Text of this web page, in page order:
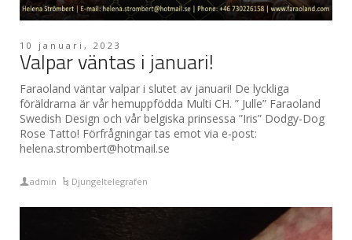
10 januari, 2023
Valpar väntas i januari!
Faraoland väntar valpar i slutet av januari! De lyckliga
föräldrarna är vår hemuppfödda Multi CH. ” Julle” Faraoland
Swedish Design och vår belgiska prinsessa ”Iris” Dodgy-Dog
Rose Tatto! Förfrågningar tas emot via e-post:
helena.strombert@hotmail.se
admin Djungeltelegrafen